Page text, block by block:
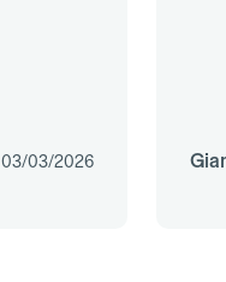
03/03/2026